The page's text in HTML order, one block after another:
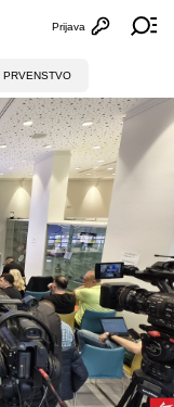
Otvori
Prijava